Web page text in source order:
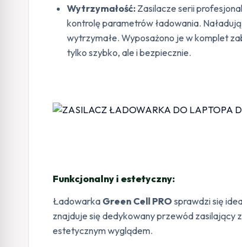
Wytrzymałość: Zasilacze serii
kontrolę parametrów ładowania.
wytrzymałe. Wyposażono je w komplet
tylko szybko, ale i bezpiecznie.
Funkcjonalny i estetyczny:
Ładowarka Green Cell PRO sprawdzi się
znajduje się dedykowany przewód zasilający
estetycznym wyglądem.